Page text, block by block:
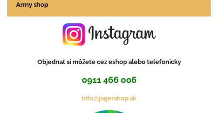
Army shop
Objednať si môžete cez eshop alebo telefonicky
0911 466 006
info@jagershop.sk